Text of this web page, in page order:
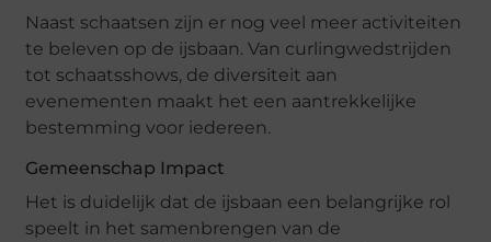
Naast schaatsen zijn er nog veel meer activiteiten
te beleven op de ijsbaan. Van curlingwedstrijden
tot schaatsshows, de diversiteit aan
evenementen maakt het een aantrekkelijke
bestemming voor iedereen.
Gemeenschap Impact
Het is duidelijk dat de ijsbaan een belangrijke rol
speelt in het samenbrengen van de